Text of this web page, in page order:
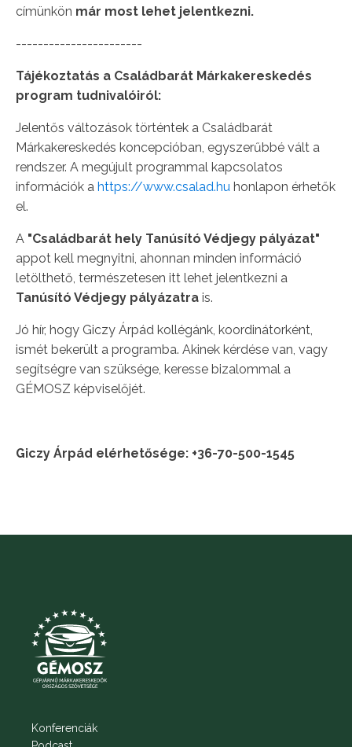
címünkön már most lehet jelentkezni.
-----------------------
Tájékoztatás a Családbarát Márkakereskedés
program tudnivalóiról:
Jelentős változások történtek a Családbarát
Márkakereskedés koncepcióban, egyszerűbbé vált a
rendszer. A megújult programmal kapcsolatos
információk a https://www.csalad.hu honlapon érhetők
el.
A "Családbarát hely Tanúsító Védjegy pályázat"
appot kell megnyitni, ahonnan minden információ
letölthető, természetesen itt lehet jelentkezni a
Tanúsító Védjegy pályázatra is.
Jó hír, hogy Giczy Árpád kollégánk, koordinátorként,
ismét bekerült a programba. Akinek kérdése van, vagy
segítségre van szüksége, keresse bizalommal a
GÉMOSZ képviselőjét.
Giczy Árpád elérhetősége: +36-70-500-1545
Konferenciák